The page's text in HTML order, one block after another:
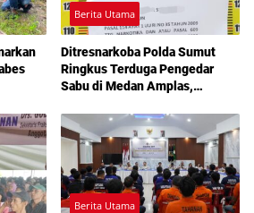
Berita Utama
Ditresnarkoba Polda Sumut
Ringkus Terduga Pengedar
Sabu di Medan Amplas,
Berita Utama